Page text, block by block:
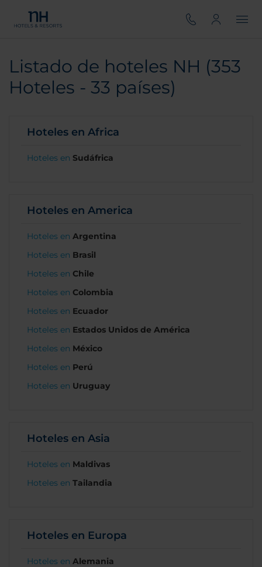
Listado de hoteles NH (353
Hoteles - 33 países)
Hoteles en Africa
Hoteles en Sudáfrica
Hoteles en America
Hoteles en Argentina
Hoteles en Brasil
Hoteles en Chile
Hoteles en Colombia
Hoteles en Ecuador
Hoteles en Estados Unidos de América
Hoteles en México
Hoteles en Perú
Hoteles en Uruguay
Hoteles en Asia
Hoteles en Maldivas
Hoteles en Tailandia
Hoteles en Europa
Hoteles en Alemania